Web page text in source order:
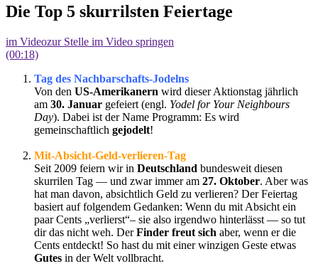
Die Top 5 skurrilsten Feiertage
im Videozur Stelle im Video springen
(00:18)
Tag des Nachbarschafts-Jodelns
Von den US-Amerikanern wird dieser Aktionstag jährlich
am 30. Januar gefeiert (engl. Yodel for Your Neighbours
Day). Dabei ist der Name Programm: Es wird
gemeinschaftlich gejodelt!
Mit-Absicht-Geld-verlieren-Tag
Seit 2009 feiern wir in Deutschland bundesweit diesen
skurrilen Tag — und zwar immer am 27. Oktober. Aber was
hat man davon, absichtlich Geld zu verlieren? Der Feiertag
basiert auf folgendem Gedanken: Wenn du mit Absicht ein
paar Cents „verlierst“– sie also irgendwo hinterlässt — so tut
dir das nicht weh. DerFinder freut sich aber, wenn er die
Cents entdeckt! So hast du mit einer winzigen Geste etwas
Gutes in der Welt vollbracht.